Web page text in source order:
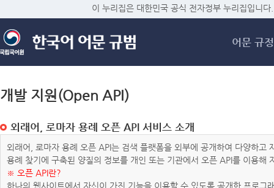
메
이 누리집은 대한민국 공식 전자정부 누리집입니다.
어문 규정
개발 지원(Open API)
외래어, 로마자 용례 오픈 API 서비스 소개
외래어, 로마자 용례 오픈 API는 검색 플랫폼을 외부에 공개하여 다양하
용례 찾기에 구축된 양질의 정보를 개인 또는 기관에서 오픈 API를 이용해
※ 오픈 API란?
하나의 웹사이트에서 자신이 가진 기능을 이용할 수 있도록 공개한 프로그